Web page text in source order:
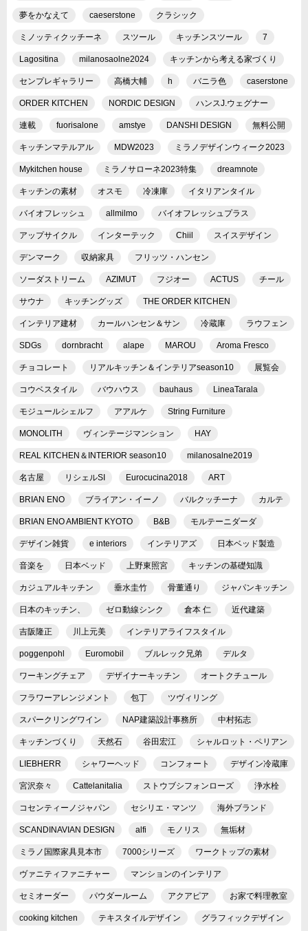
夢をかなえて caeserstone クラシック
ミノッティクッチーネ スツール キッチンスツール 7
Lagositina milanosaolne2024 キッチンから考える家づくり
センプレギャラリー 高橋大輔 h バニラ色 caserstone
ORDER KITCHEN NORDIC DESIGN ハンスJ.ウェグナー
連載 fuorisalone amstye DANSHI DESIGN 無料公開
キッチンマテルアル MDW2023 ミラノデザインウィーク2023
Mykitchen house ミラノサローネ2023特集 dreamnote
キッチンの素材 オスモ 冷凍庫 イタリアンタイル
バイオフレッシュ allmilmo バイオフレッシュプラス
アップサイクル インターテック Chiil スイスデザイン
デンマーク 収納家具 フリッツ・ハンセン
ソーダストリーム AZIMUT フジオー ACTUS チール
サウナ キッチングッズ THE ORDER KITCHEN
インテリア建材 カールハンセン＆サン 冷蔵庫 ラウフェン
SDGs dornbracht alape MAROU Aroma Fresco
チョコレート リアルキッチン＆インテリアseason10 展覧会
コウベスタイル バウハウス bauhaus LineaTarala
モジュールシェルフ アアルケ String Furniture
MONOLITH ヴィンテージマンション HAY
REAL KITCHEN＆INTERIOR season10 milanosalne2019
名古屋 リシェルSI Eurocucina2018 ART
BRIAN ENO ブライアン・イーノ バルクッチーナ カルテ
BRIAN ENO AMBIENT KYOTO B&B モルテーニダーダ
デザイン雑貨 e interiors インテリアズ 日本ベッド製造
音楽を 日本ベッド 上野東照宮 キッチンの基礎知識
カジュアルキッチン 垂水圭竹 骨董通り ジャパンキッチン
日本のキッチン、 ゼロ動線シンク 倉本 仁 近代建築
吉阪隆正 川上元美 インテリアライフスタイル
poggenpohl Euromobil ブルレック兄弟 デルタ
ワーキングチェア デザイナーキッチン オートクチュール
フラワーアレンジメント 包丁 ツヴィリング
スパークリングワイン NAP建築設計事務所 中村拓志
キッチンづくり 天然石 谷田宏江 シャルロット・ペリアン
LIEBHERR シャワーヘッド コンフォート デザイン冷蔵庫
宮沢奈々 Cattelanitalia ストウブシフォンローズ 浄水栓
コセンティーノジャパン セシリエ・マンツ 海外ブランド
SCANDINAVIAN DESIGN alfi モノリス 無垢材
ミラノ国際家具見本市 7000シリーズ ワークトップの素材
ヴァニティファニチャー マンションのインテリア
セミオーダー パウダールーム アクアピア お家で料理教室
cooking kitchen テキスタイルデザイン グラフィックデザイン